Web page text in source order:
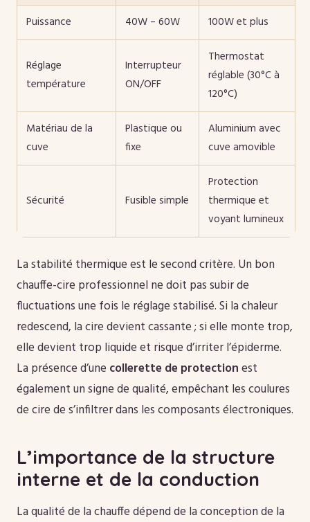
Puissance 40W – 60W 100W et plus
Réglage
température
Interrupteur
ON/OFF
Thermostat
réglable (30°C à
120°C)
Matériau de la
cuve
Plastique ou
fixe
Aluminium avec
cuve amovible
Sécurité Fusible simple
Protection
thermique et
voyant lumineux
La stabilité thermique est le second critère. Un bon
chauffe-cire professionnel ne doit pas subir de
fluctuations une fois le réglage stabilisé. Si la chaleur
redescend, la cire devient cassante ; si elle monte trop,
elle devient trop liquide et risque d’irriter l’épiderme.
La présence d’une collerette de protectionest
également un signe de qualité, empêchant les coulures
de cire de s’infiltrer dans les composants électroniques.
L’importance de la structure
interne et de la conduction
La qualité de la chauffe dépend de la conception de la